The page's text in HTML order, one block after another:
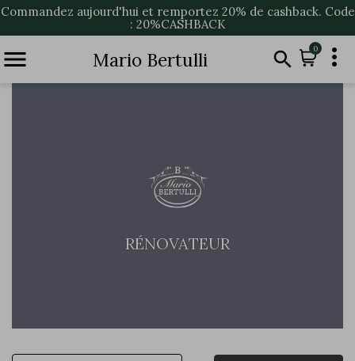
Commandez aujourd'hui et remportez 20% de cashback. Code
: 20%CASHBACK
 Mario Bertulli  0 
RÉNOVATEUR